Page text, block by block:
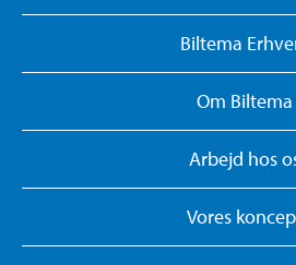
Biltema
Om Biltema
Arbejd hos
Vores